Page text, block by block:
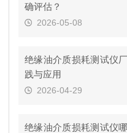
确评估？
2026-05-08
绝缘油介质损耗测试仪
践与应用
2026-04-29
绝缘油介质损耗测试仪